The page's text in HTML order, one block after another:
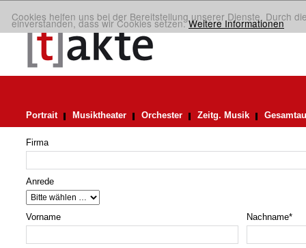
Cookies helfen uns bei der Bereitstellung unserer Dienste. Durch
einverstanden, dass wir Cookies setzen.Weitere Informationen
Portrait Musiktheater Orchester Zeitg. Musik
Firma
Anrede
Vorname Nachname*